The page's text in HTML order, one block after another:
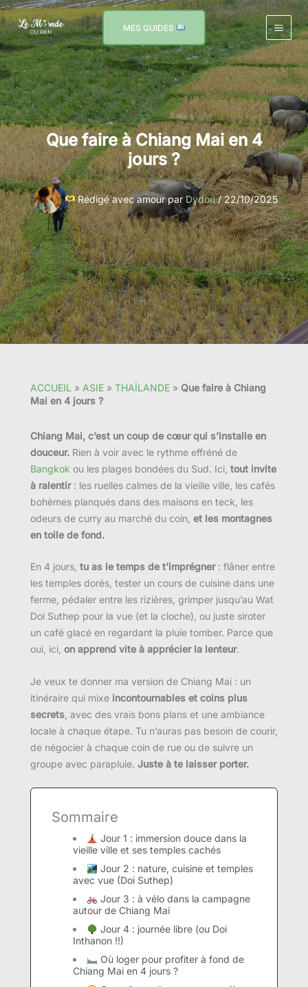
Aller
au
contenu
MES GUIDES
Que faire à Chiang Mai en 4
jours ?
Rédigé avec amour par Dydou/22/10/2025
ACCUEIL » ASIE » THAÏLANDE » Que faire à Chiang
Mai en 4 jours ?
Chiang Mai, c’est un coup de cœur qui s’installe en
douceur. Rien à voir avec le rythme effréné de
Bangkok ou les plages bondées du Sud. Ici, tout invite
à ralentir: les ruelles calmes de la vieille ville, les cafés
bohèmes planqués dans des maisons en teck, les
odeurs de curry au marché du coin, et les montagnes
en toile de fond.
En 4 jours, tu as le temps de t’imprégner: flâner entre
les temples dorés, tester un cours de cuisine dans une
ferme, pédaler entre les rizières, grimper jusqu’au Wat
Doi Suthep pour la vue (et la cloche), ou juste siroter
un café glacé en regardant la pluie tomber. Parce que
oui, ici, on apprend vite à apprécier la lenteur.
Je veux te donner ma version de Chiang Mai : un
itinéraire qui mixe incontournables et coins plus
secrets , avec des vrais bons plans et une ambiance
locale à chaque étape. Tu n’auras pas besoin de courir,
de négocier à chaque coin de rue ou de suivre un
groupe avec parapluie. Juste à te laisser porter.
Sommaire
Jour 1 : immersion douce dans la
vieille ville et ses temples cachés
Jour 2 : nature, cuisine et temples
avec vue (Doi Suthep)
Jour 3 : à vélo dans la campagne
autour de Chiang Mai
Jour 4 : journée libre (ou Doi
Inthanon !!)
Où loger pour profiter à fond de
Chiang Mai en 4 jours ?